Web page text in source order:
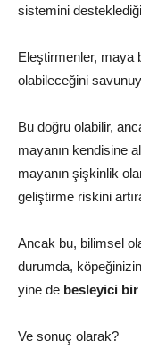
sistemini
Eleştirmenler, maya
olabileceğini
Bu doğru olabilir,
mayanın kendisine
mayanın şişkinlik
geliştirme riskini
Ancak bu, bilimsel
durumda,
yine de besleyici bir
Ve sonuç olarak?